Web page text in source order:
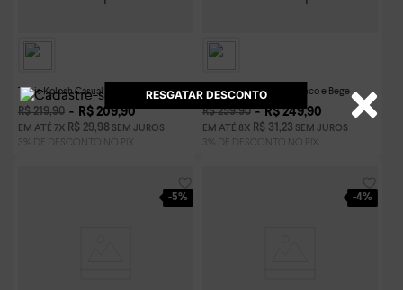
RESGATAR DESCONTO
Tênis Kolosh Casual Bege
R$ 219,90 R$ 209,90
EM ATÉ 7X R$ 29,98 SEM JUROS
Tênis Kolosh Casual Branco e Bege
R$ 259,90 R$ 249,90
EM ATÉ 8 X R$ 31 ,23 SEM JUROS
-5% -4%